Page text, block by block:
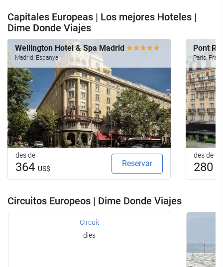
Capitales Europeas | Los mejores Hoteles |
Dime Donde Viajes
Wellington Hotel & Spa Madrid
Madrid, Espanya
des de
364 US$
Reservar
Pont
París,
des de
280
Circuitos Europeos | Dime Donde Viajes
Circuit
dies